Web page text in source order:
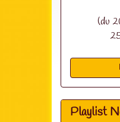
(du
Playlist